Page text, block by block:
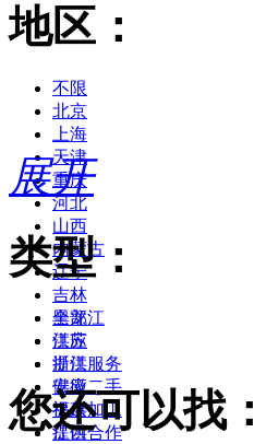
地区：
不限
北京
上海
天津
重庆
河北
山西
内蒙古
辽宁
吉林
黑龙江
江苏
浙江
安徽
福建
江西
展开
类型：
全部
供应
提供服务
供应二手
提供加工
提供合作
您还可以找：